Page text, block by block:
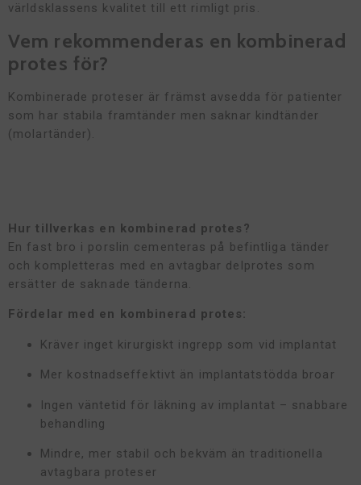
världsklassens kvalitet till ett rimligt pris.
Vem rekommenderas en kombinerad
protes för?
Kombinerade proteser är främst avsedda för patienter
som har stabila framtänder men saknar kindtänder
(molartänder).
Hur tillverkas en kombinerad protes?
En fast bro i porslin cementeras på befintliga tänder
och kompletteras med en avtagbar delprotes som
ersätter de saknade tänderna.
Fördelar med en kombinerad protes:
Kräver inget kirurgiskt ingrepp som vid implantat
Mer kostnadseffektivt än implantatstödda broar
Ingen väntetid för läkning av implantat – snabbare
behandling
Mindre, mer stabil och bekväm än traditionella
avtagbara proteser